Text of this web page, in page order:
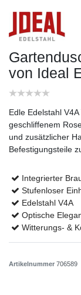
von Ideal
Edle Edelstahl
geschliffenem
und zusätzlicher
Befestigungsteile
Integrierter
Stufenloser
Edelstahl V4A
Optische
Witterungs- &
Artikelnummer 706589